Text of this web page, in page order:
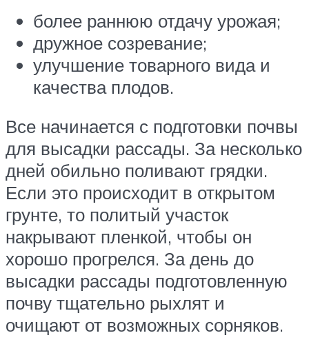
более раннюю отдачу урожая;
дружное созревание;
улучшение товарного вида и
качества плодов.
Все начинается с подготовки почвы
для высадки рассады. За несколько
дней обильно поливают грядки.
Если это происходит в открытом
грунте, то политый участок
накрывают пленкой, чтобы он
хорошо прогрелся. За день до
высадки рассады подготовленную
почву тщательно рыхлят и
очищают от возможных сорняков.